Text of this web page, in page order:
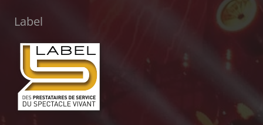
Label